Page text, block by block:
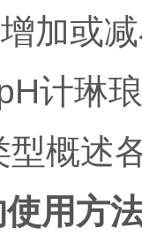
加或
计琳
概述
用方